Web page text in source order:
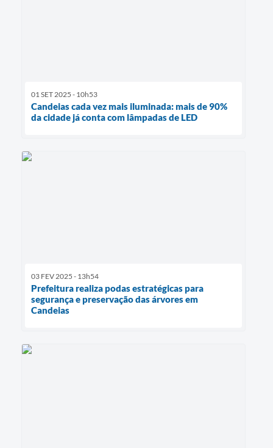
01 SET 2025 - 10h53
Candeias cada vez mais iluminada: mais de 90%
da cidade já conta com lâmpadas de LED
03 FEV 2025 - 13h54
Prefeitura realiza podas estratégicas para
segurança e preservação das árvores em
Candeias